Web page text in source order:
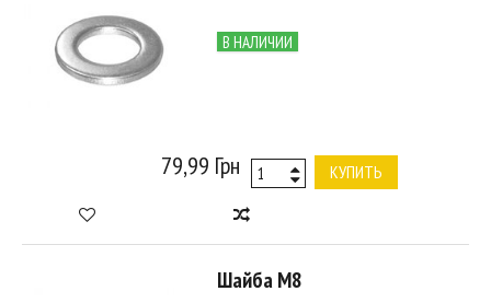
В НАЛИЧИИ
79,99 Грн КУПИТЬ
Шайба М8